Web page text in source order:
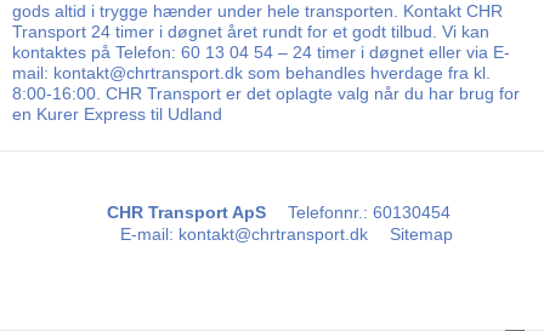
gods altid i trygge hænder under hele transporten. Kontakt CHR
Transport 24 timer i døgnet året rundt for et godt tilbud. Vi kan
kontaktes på Telefon: 60 13 04 54 – 24 timer i døgnet eller via E-
mail: kontakt@chrtransport.dk som behandles hverdage fra kl.
8:00-16:00. CHR Transport er det oplagte valg når du har brug for
en Kurer Express til Udland
CHR Transport ApS Telefonnr.: 60130454
E-mail: kontakt@chrtransport.dk Sitemap